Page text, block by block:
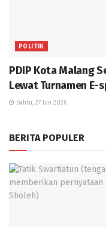
POLITIK
PDIP Kota Malang
Lewat Turnamen E-
Sabtu, 27 Jun 2026
BERITA POPULER